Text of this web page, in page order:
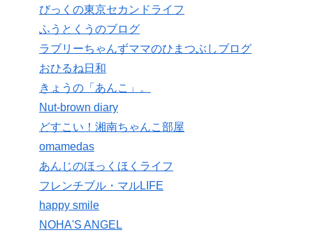
びっくの東京セカンドライフ
ふうとくうのブログ
ラブリーちゃんずママのひまつぶしブログ
おひるね日和
きょうの「あんこ」。
Nut-brown diary
どすこい！湘南ちゃんこ部屋
omamedas
あんじのほっくほくライフ
フレンチブル・マルLIFE
happy smile
NOHA'S ANGEL